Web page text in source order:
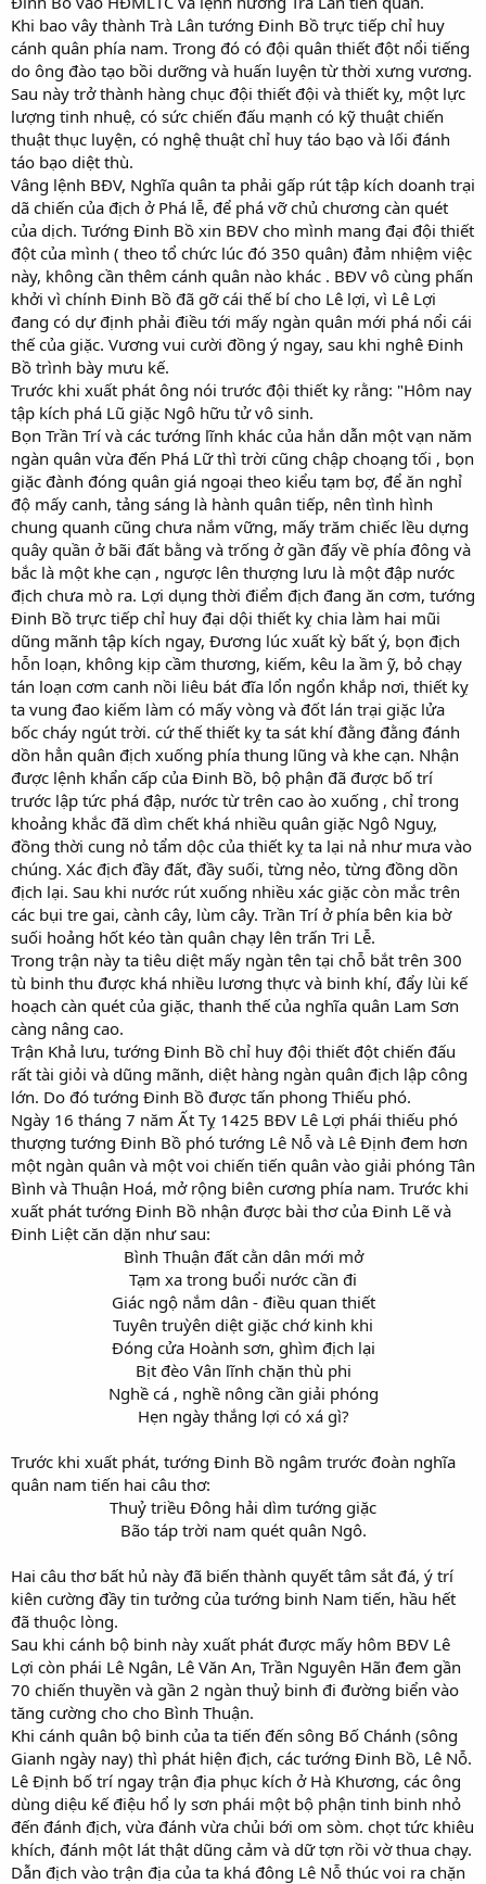
Khi bao vây thành Trà Lân tướng Đinh Bồ trực tiếp chỉ huy
cánh quân phía nam. Trong đó có đội quân thiết đột nổi tiếng
do ông đào tạo bồi dưỡng và huấn luyện từ thời xưng vương.
Sau này trở thành hàng chục đội thiết đội và thiết kỵ, một lực
lượng tinh nhuệ, có sức chiến đấu mạnh có kỹ thuật chiến
thuật thục luyện, có nghệ thuật chỉ huy táo bạo và lối đánh
táo bạo diệt thù.
Vâng lệnh BĐV, Nghĩa quân ta phải gấp rút tập kích doanh trại
dã chiến của địch ở Phá lễ, để phá vỡ chủ chương càn quét
của dịch. Tướng Đinh Bồ xin BĐV cho mình mang đại đội thiết
đột của mình ( theo tổ chức lúc đó 350 quân) đảm nhiệm việc
này, không cần thêm cánh quân nào khác . BĐV vô cùng phấn
khởi vì chính Đinh Bồ đã gỡ cái thế bí cho Lê lợi, vì Lê Lợi
đang có dự định phải điều tới mấy ngàn quân mới phá nổi cái
thế của giặc. Vương vui cười đồng ý ngay, sau khi nghê Đinh
Bồ trình bày mưu kế.
Trước khi xuất phát ông nói trước đội thiết kỵ rằng: "Hôm nay
tập kích phá Lũ giặc Ngô hữu tử vô sinh.
Bọn Trần Trí và các tướng lĩnh khác của hắn dẫn một vạn năm
ngàn quân vừa đến Phá Lữ thì trời cũng chập choạng tối , bọn
giặc đành đóng quân giá ngoại theo kiểu tạm bợ, để ăn nghỉ
độ mấy canh, tảng sáng là hành quân tiếp, nên tình hình
chung quanh cũng chưa nắm vững, mấy trăm chiếc lều dựng
quây quần ở bãi đất bằng và trống ở gần đấy về phía đông và
bắc là một khe cạn , ngược lên thượng lưu là một đập nước
địch chưa mò ra. Lợi dụng thời điểm địch đang ăn cơm, tướng
Đinh Bồ trực tiếp chỉ huy đại dội thiết kỵ chia làm hai mũi
dũng mãnh tập kích ngay, Đương lúc xuất kỳ bất ý, bọn địch
hỗn loạn, không kịp cầm thương, kiếm, kêu la ầm ỹ, bỏ chạy
tán loạn cơm canh nồi liêu bát đĩa lổn ngổn khắp nơi, thiết kỵ
ta vung đao kiếm làm có mấy vòng và đốt lán trại giặc lửa
bốc cháy ngút trời. cứ thế thiết kỵ ta sát khí đằng đằng đánh
dồn hẳn quân địch xuống phía thung lũng và khe cạn. Nhận
được lệnh khẩn cấp của Đinh Bồ, bộ phận đã được bố trí
trước lập tức phá đập, nước từ trên cao ào xuống , chỉ trong
khoảng khắc đã dìm chết khá nhiều quân giặc Ngô Nguỵ,
đồng thời cung nỏ tẩm dộc của thiết kỵ ta lại nả như mưa vào
chúng. Xác địch đầy đất, đầy suối, từng nẻo, từng đồng dồn
địch lại. Sau khi nước rút xuống nhiều xác giặc còn mắc trên
các bụi tre gai, cành cây, lùm cây. Trần Trí ở phía bên kia bờ
suối hoảng hốt kéo tàn quân chạy lên trấn Tri Lễ.
Trong trận này ta tiêu diệt mấy ngàn tên tại chỗ bắt trên 300
tù binh thu được khá nhiều lương thực và binh khí, đẩy lùi kế
hoạch càn quét của giặc, thanh thế của nghĩa quân Lam Sơn
càng nâng cao.
Trận Khả lưu, tướng Đinh Bồ chỉ huy đội thiết đột chiến đấu
rất tài giỏi và dũng mãnh, diệt hàng ngàn quân địch lập công
lớn. Do đó tướng Đinh Bồ được tấn phong Thiếu phó.
Ngày 16 tháng 7 năm Ất Tỵ 1425 BĐV Lê Lợi phái thiếu phó
thượng tướng Đinh Bồ phó tướng Lê Nỗ và Lê Định đem hơn
một ngàn quân và một voi chiến tiến quân vào giải phóng Tân
Bình và Thuận Hoá, mở rộng biên cương phía nam. Trước khi
xuất phát tướng Đinh Bồ nhận được bài thơ của Đinh Lẽ và
Đinh Liệt căn dặn như sau:
Bình Thuận đất cằn dân mới mở
Tạm xa trong buổi nước cần đi
Giác ngộ nắm dân - điều quan thiết
Tuyên truỳên diệt giặc chớ kinh khi
Đóng cửa Hoành sơn, ghìm địch lại
Bịt đèo Vân lĩnh chặn thù phi
Nghề cá , nghề nông cần giải phóng
Hẹn ngày thắng lợi có xá gì?
Trước khi xuất phát, tướng Đinh Bồ ngâm trước đoàn nghĩa
quân nam tiến hai câu thơ:
Thuỷ triều Đông hải dìm tướng giặc
Bão táp trời nam quét quân Ngô.
Hai câu thơ bất hủ này đã biến thành quyết tâm sắt đá, ý trí
kiên cường đầy tin tưởng của tướng binh Nam tiến, hầu hết
đã thuộc lòng.
Sau khi cánh bộ binh này xuất phát được mấy hôm BĐV Lê
Lợi còn phái Lê Ngân, Lê Văn An, Trần Nguyên Hãn đem gần
70 chiến thuyền và gần 2 ngàn thuỷ binh đi đường biển vào
tăng cường cho cho Bình Thuận.
Khi cánh quân bộ binh của ta tiến đến sông Bố Chánh (sông
Gianh ngày nay) thì phát hiện địch, các tướng Đinh Bồ, Lê Nỗ.
Lê Định bố trí ngay trận địa phục kích ở Hà Khương, các ông
dùng diệu kế điệu hổ ly sơn phái một bộ phận tinh binh nhỏ
đến đánh địch, vừa đánh vừa chủi bới om sòm. chọt tức khiêu
khích, đánh một lát thật dũng cảm và dữ tợn rồi vờ thua chạy.
Dẫn địch vào trận địa của ta khá đông Lê Nỗ thúc voi ra chặn